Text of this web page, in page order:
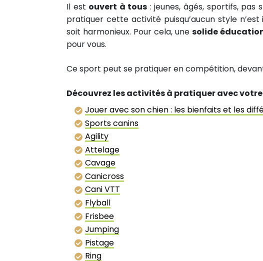
Il est ouvert à tous : jeunes, âgés, sportifs, pas
pratiquer cette activité puisqu’aucun style
soit harmonieux. Pour cela, une solide
pour vous.
Ce sport peut se pratiquer en compétition,
Découvrez les activités à pratiquer avec votre
Jouer avec son chien : les bienfaits et les
Sports canins
Agility
Attelage
Cavage
Canicross
Cani VTT
Flyball
Frisbee
Jumping
Pistage
Ring